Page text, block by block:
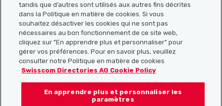
Liens utiles
Télécharger l’application Localcities
Suis-nous sur les réseaux sociaux :
tandis que d’autres sont utilisés aux autres fins décrites
dans la Politique en matière de cookies. Si vous
souhaitez désactiver les cookies qui ne sont pas
nécessaires au bon fonctionnement de ce site web,
cliquez sur "En apprendre plus et personnaliser" pour
gérer vos préférences. Pour en savoir plus, veuillez
consulter notre Politique en matière de cookies
Swisscom Directories AG Cookie Policy
En apprendre plus et personnaliser les
paramètres